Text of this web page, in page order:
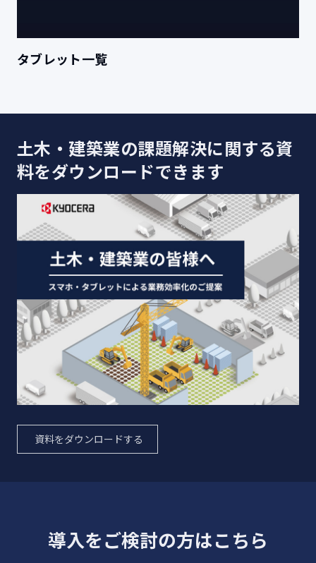
タブレット一覧
土木・建築業の課題解決に関する資
料をダウンロードできます
資料をダウンロードする
導入をご検討の方はこちら